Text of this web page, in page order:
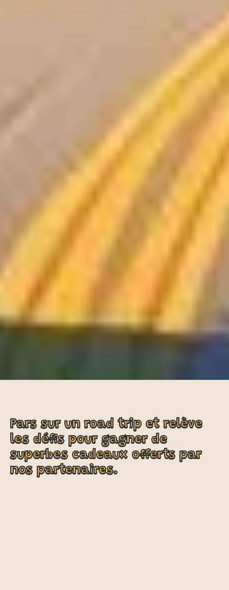
Pars sur un road trip et relève
les défis pour gagner de
superbes cadeaux offerts par
nos partenaires.